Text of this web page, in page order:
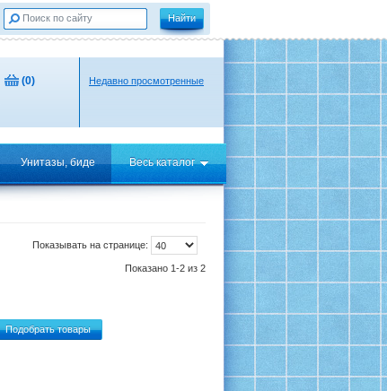
(0) Недавно просмотренные
Унитазы, биде Весь каталог
Показывать на странице:
Показано 1-2 из 2